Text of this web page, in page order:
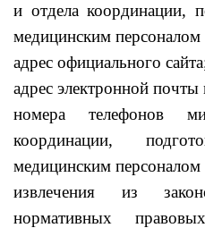
и отдела координации,
медицинским персоналом
адрес официального
адрес электронной почты
номера телефонов
координации,
медицинским персоналом
извлечения из
нормативных